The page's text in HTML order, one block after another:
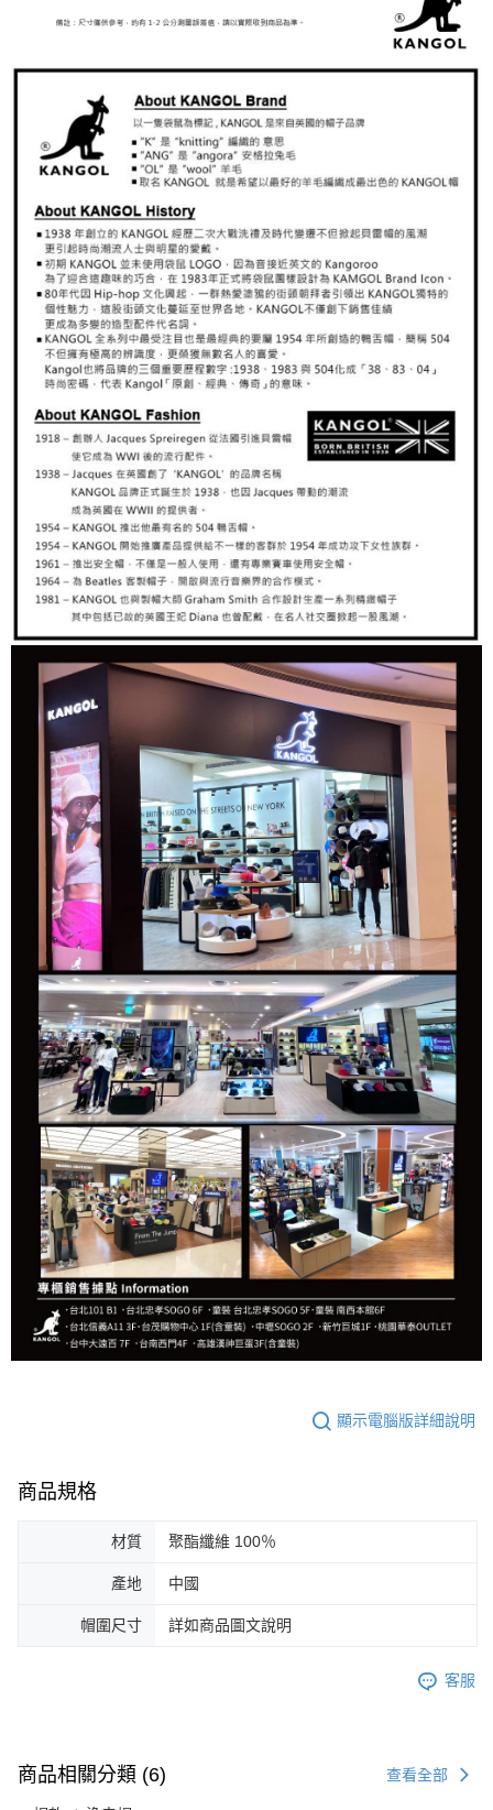
顯示電腦版詳細說明
商品規格
材質 聚酯纖維 100％
產地 中國
帽圍尺寸 詳如商品圖文說明
客服
商品相關分類 (6) 查看全部